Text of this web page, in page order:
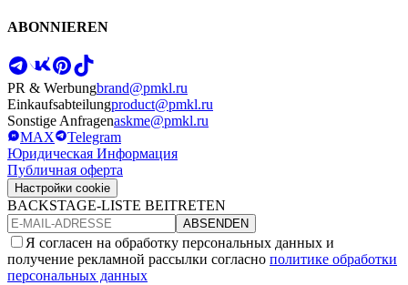
ABONNIEREN
PR & Werbungbrand@pmkl.ru
Einkaufsabteilungproduct@pmkl.ru
Sonstige Anfragenaskme@pmkl.ru
MAX
Telegram
Юридическая Информация
Публичная оферта
Настройки cookie
BACKSTAGE-LISTE BEITRETEN
ABSENDEN
Я согласен на обработку персональных данных и
получение рекламной рассылки согласно политике обработки
персональных данных